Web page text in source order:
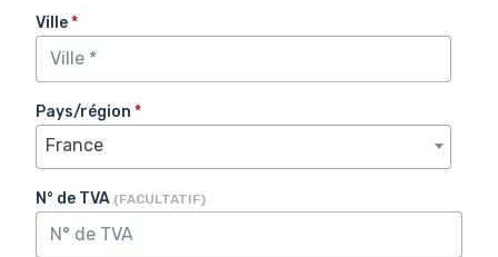
Ville*
Pays/région *
France
N° de TVA (FACULTATIF)